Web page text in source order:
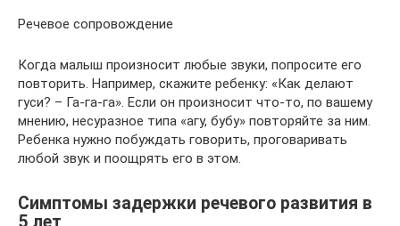
Речевое сопровождение
Когда малыш произносит любые звуки, попросите его
повторить. Например, скажите ребенку: «Как делают
гуси? – Га-га-га». Если он произносит что-то, по вашему
мнению, несуразное типа «агу, бубу» повторяйте за ним.
Ребенка нужно побуждать говорить, проговаривать
любой звук и поощрять его в этом.
Симптомы задержки речевого развития в
5 лет